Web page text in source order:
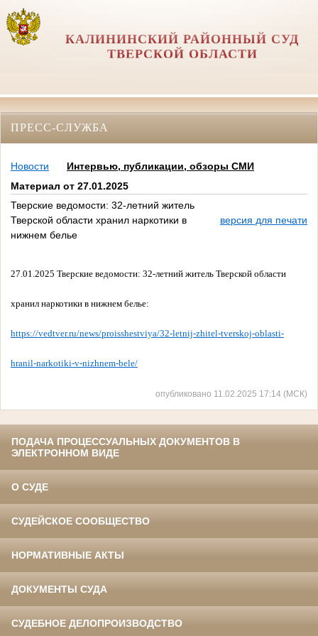
КАЛИНИНСКИЙ РАЙОННЫЙ СУД
ТВЕРСКОЙ ОБЛАСТИ
ПРЕСС-СЛУЖБА
Новости
Интервью, публикации, обзоры СМИ
Материал от 27.01.2025
Тверские ведомости: 32-летний житель
Тверской области хранил наркотики в
нижнем белье
версия для печати
27.01.2025 Тверские ведомости: 32-летний житель Тверской области
хранил наркотики в нижнем белье:
https://vedtver.ru/news/proisshestviya/32-letnij-zhitel-tverskoj-oblasti-
hranil-narkotiki-v-nizhnem-bele/
опубликовано 11.02.2025 17:14 (МСК)
ПОДАЧА ПРОЦЕССУАЛЬНЫХ ДОКУМЕНТОВ В
ЭЛЕКТРОННОМ ВИДЕ
О СУДЕ
СУДЕЙСКОЕ СООБЩЕСТВО
НОРМАТИВНЫЕ АКТЫ
ДОКУМЕНТЫ СУДА
СУДЕБНОЕ ДЕЛОПРОИЗВОДСТВО